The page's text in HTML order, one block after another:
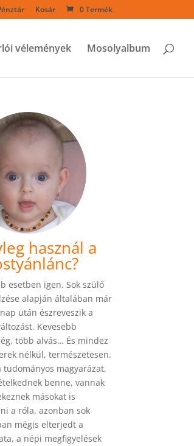
Kosár 0 Termék
vélemények Mosolyalbum
használ a
esetben igen. Sok szülő
alapján általában már
után észreveszik a
Kevesebb
több alvás… És mindez
nélkül, természetesen.
tudományos magyarázat,
benne, vannak
másokat is
a róla, azonban sok
mégis elterjedt a
a népi megfigyelések